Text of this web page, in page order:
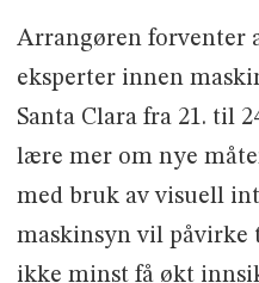
Arrangøren forventer
eksperter innen
Santa Clara fra 21. til
lære mer om nye
med bruk av visuell
maskinsyn vil påvirke
ikke minst få økt